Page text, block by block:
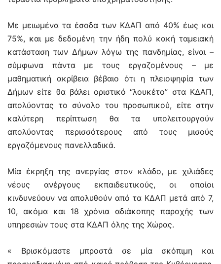
Με μειωμένα τα έσοδα των ΚΔΑΠ από 40% έως και
75%, και με δεδομένη την ήδη πολύ κακή ταμειακή
κατάσταση των Δήμων λόγω της πανδημίας, είναι –
σύμφωνα πάντα με τους εργαζομένους – με
μαθηματική ακρίβεια βέβαιο ότι η πλειοψηφία των
Δήμων είτε θα βάλει οριστικό “λουκέτο” στα ΚΔΑΠ,
απολύοντας το σύνολο του προσωπικού, είτε στην
καλύτερη περίπτωση θα τα υπολειτουργούν
απολύοντας περισσότερους από τους μισούς
εργαζόμενους πανελλαδικά.
Μία έκρηξη της ανεργίας στον κλάδο, με χιλιάδες
νέους ανέργους εκπαιδευτικούς, οι οποίοι
κινδυνεύουν να απολυθούν από τα ΚΔΑΠ μετά από 7,
10, ακόμα και 18 χρόνια αδιάκοπης παροχής των
υπηρεσιών τους στα ΚΔΑΠ όλης της Xώρας.
« Βρισκόμαστε μπροστά σε μία σκόπιμη και